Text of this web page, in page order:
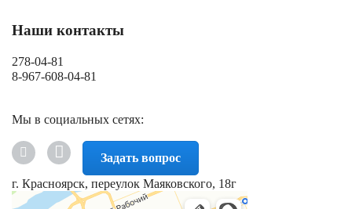
Наши контакты
278-04-81
8-967-608-04-81
Мы в социальных сетях:
Задать вопрос
г. Красноярск, переулок Маяковского, 18г